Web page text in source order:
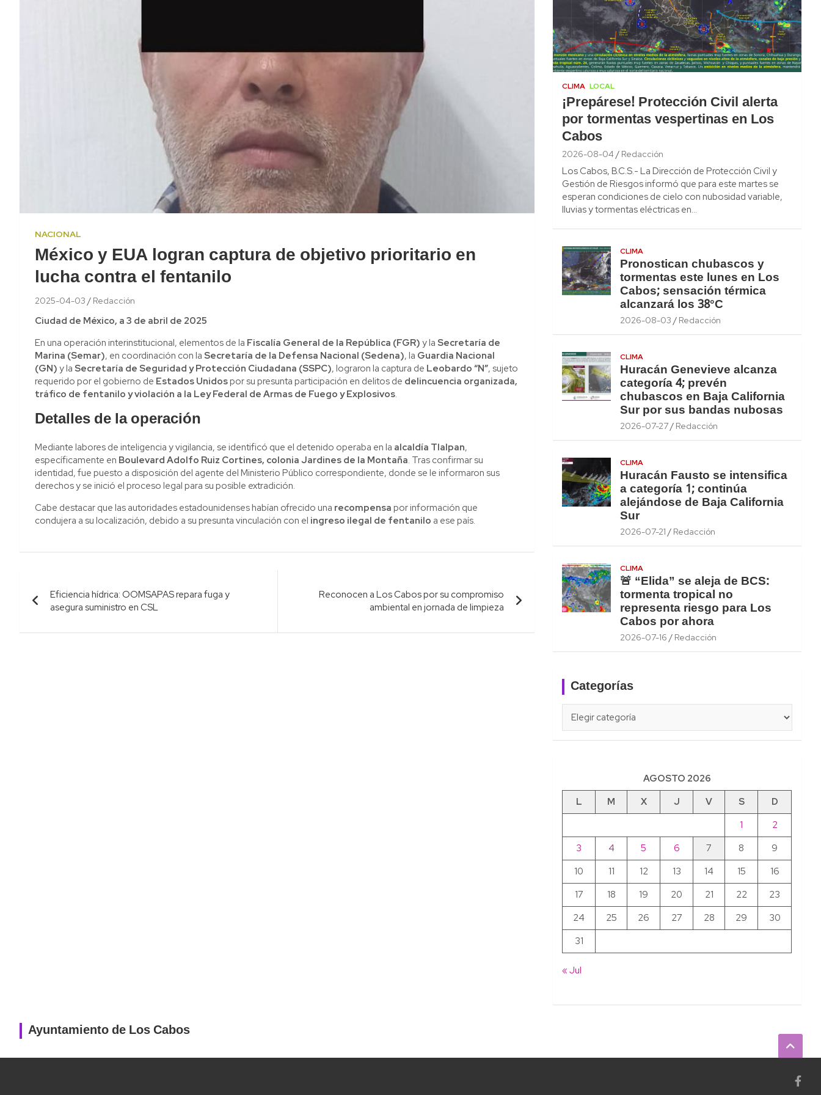
NACIONAL
México y EUA logran captura de objetivo prioritario en
lucha contra el fentanilo
2025-04-03 Redacción
Ciudad de México, a 3 de abril de 2025
En una operación interinstitucional, elementos de la Fiscalía General de la República (FGR) y la Secretaría de
Marina (Semar), en coordinación con la Secretaría de la Defensa Nacional (Sedena), la Guardia Nacional
(GN) y la Secretaría de Seguridad y Protección Ciudadana (SSPC), lograron la captura de Leobardo “N”, sujeto
requerido por el gobierno de Estados Unidospor su presunta participación en delitos de delincuencia organizada,
tráfico de fentanilo y violación a la Ley Federal de Armas de Fuego y Explosivos.
Detalles de la operación
Mediante labores de inteligencia y vigilancia, se identificó que el detenido operaba en la alcaldía Tlalpan,
específicamente en Boulevard Adolfo Ruiz Cortines, colonia Jardines de la Montaña. Tras confirmar su
identidad, fue puesto a disposición del agente del Ministerio Público correspondiente, donde se le informaron sus
derechos y se inició el proceso legal para su posible extradición.
Cabe destacar que las autoridades estadounidenses habían ofrecido una recompensa por información que
condujera a su localización, debido a su presunta vinculación con el ingreso ilegal de fentanilo a ese país.
Navegación
de
entradas
Eficiencia hídrica: OOMSAPAS repara fuga y
asegura suministro en CSL
Reconocen a Los Cabos por su compromiso
ambiental en jornada de limpieza
CLIMA LOCAL
¡Prepárese! Protección Civil alerta
por tormentas vespertinas en Los
Cabos
2026-08-04 Redacción
Los Cabos, B.C.S.- La Dirección de Protección Civil y
Gestión de Riesgos informó que para este martes se
esperan condiciones de cielo con nubosidad variable,
lluvias y tormentas eléctricas en…
CLIMA
Pronostican chubascos y
tormentas este lunes en Los
Cabos; sensación térmica
alcanzará los 38°C
2026-08-03 Redacción
CLIMA
Huracán Genevieve alcanza
categoría 4; prevén
chubascos en Baja California
Sur por sus bandas nubosas
2026-07-27 Redacción
CLIMA
Huracán Fausto se intensifica
a categoría 1; continúa
alejándose de Baja California
Sur
2026-07-21 Redacción
CLIMA
🚨 “Elida” se aleja de BCS:
tormenta tropical no
representa riesgo para Los
Cabos por ahora
2026-07-16 Redacción
Categorías
AGOSTO 2026
L
M X J V S
D
1
2
3
4 5 6 7 8
9
10
11 12 13 14 15
16
17
18 19 20 21 22
23
24
25 26 27 28 29
30
31
« Jul
Ayuntamiento de Los Cabos